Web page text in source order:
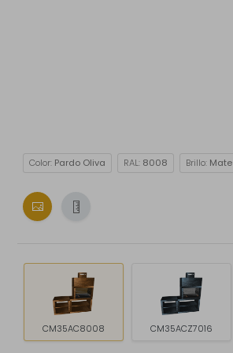
Color: Pardo Oliva RAL: 8008 Brillo: Mate
CM35AC8008 CM35ACZ7016